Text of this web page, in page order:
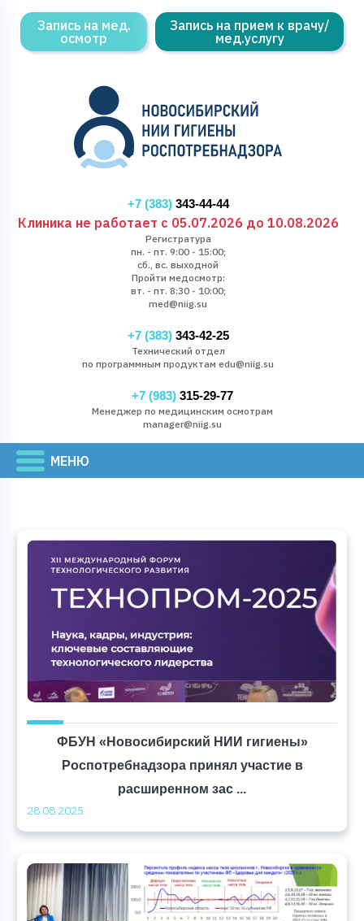
Запись на мед.
осмотр
Запись на прием к врачу/
мед.услугу
+7 (383)343-44-44
Клиника не работает с 05.07.2026 до 10.08.2026
Регистратура
пн. - пт. 9:00 - 15:00;
сб., вс. выходной
Пройти медосмотр:
вт. - пт. 8:30 - 10:00;
med@niig.su
+7 (383)343-42-25
Технический отдел
по программным продуктам edu@niig.su
+7 (983)315-29-77
Менеджер по медицинским осмотрам
manager@niig.su
ФБУН «Новосибирский НИИ гигиены»
Роспотребнадзора принял участие в
расширенном зас ...
28.08.2025